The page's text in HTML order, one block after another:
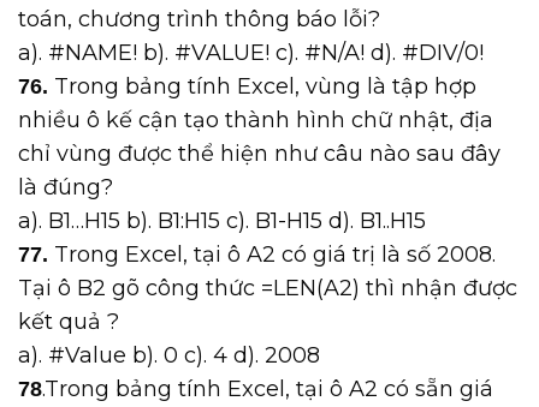
toán, chương trình thông báo lỗi?
a). #NAME! b). #VALUE! c). #N/A! d). #DIV/0!
76. Trong bảng tính Excel, vùng là tập hợp
nhiều ô kế cận tạo thành hình chữ nhật, địa
chỉ vùng được thể hiện như câu nào sau đây
là đúng?
a). B1…H15 b). B1:H15 c). B1-H15 d). B1..H15
77. Trong Excel, tại ô A2 có giá trị là số 2008.
Tại ô B2 gõ công thức =LEN(A2) thì nhận được
kết quả ?
a). #Value b). 0 c). 4 d). 2008
78.Trong bảng tính Excel, tại ô A2 có sẵn giá